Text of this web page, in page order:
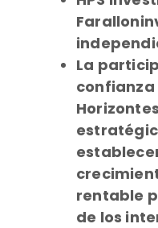
Farallon
La
confianza
rentable
de los